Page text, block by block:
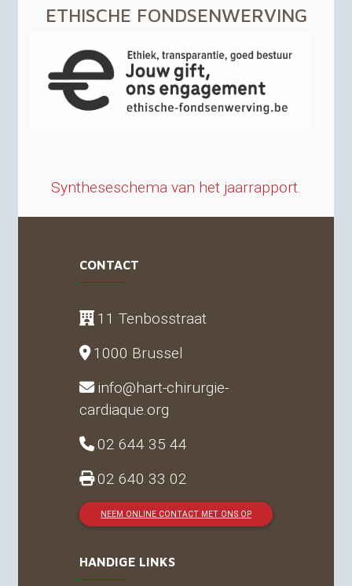
ETHISCHE FONDSENWERVING
Syntheseschema van het jaarrapport.
CONTACT
11 Tenbosstraat
1000 Brussel
info@hart-chirurgie-
cardiaque.org
02 644 35 44
02 640 33 02
NEEM ONLINE CONTACT MET ONS OP
HANDIGE LINKS